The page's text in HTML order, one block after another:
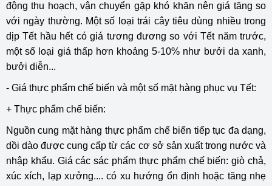
động thu hoạch, vận chuyển gặp khó khăn nên giá tăng so
với ngày thường. Một số loại trái cây tiêu dùng nhiều trong
dịp Tết hầu hết có giá tương đương so với Tết năm trước,
một số loại giá thấp hơn khoảng 5-10% như bưởi da xanh,
bưởi diễn...
- Giá thực phẩm chế biến và một số mặt hàng phục vụ Tết:
+ Thực phẩm chế biến:
Nguồn cung mặt hàng thực phẩm chế biến tiếp tục đa dạng,
dồi dào được cung cấp từ các cơ sở sản xuất trong nước và
nhập khẩu. Giá các sác phẩm thực phẩm chế biến: giò chả,
xúc xích, lạp xưởng.... có xu hướng ổn định hoặc tăng nhẹ